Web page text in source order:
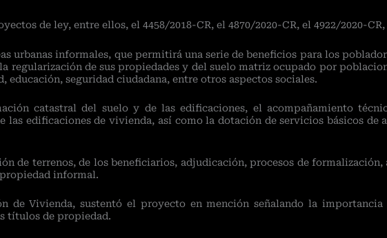
de ley, entre ellos, el 4458/2018-CR, el 4870/2020-CR, el 4922/2020-CR,
urbanas informales, que permitirá una serie de beneficios para los
de sus propiedades y del suelo matriz ocupado por
seguridad ciudadana, entre otros aspectos sociales.
catastral del suelo y de las edificaciones, el acompañamiento
edificaciones de vivienda, así como la dotación de servicios básicos de
de terrenos, de los beneficiarios, adjudicación, procesos de
informal.
de Vivienda, sustentó el proyecto en mención señalando la
títulos de propiedad.